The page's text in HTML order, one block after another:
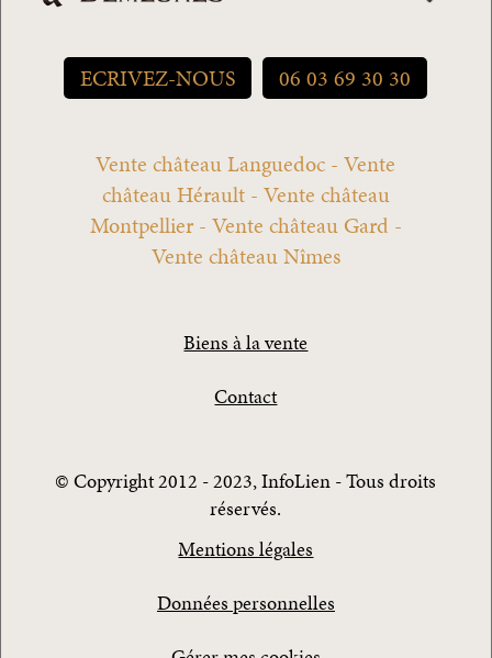
ECRIVEZ-NOUS 06 03 69 30 30
Vente château Languedoc - Vente
château Hérault - Vente château
Montpellier - Vente château Gard -
Vente château Nîmes
Biens à la vente
Contact
© Copyright 2012 - 2023, InfoLien - Tous droits
réservés.
Mentions légales
Données personnelles